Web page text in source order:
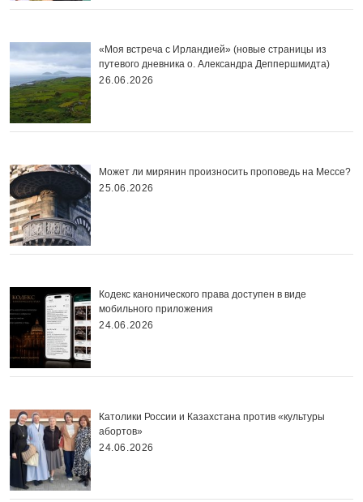
«Моя встреча с Ирландией» (новые страницы из
путевого дневника о. Александра Деппершмидта)
26.06.2026
Может ли мирянин произносить проповедь на Мессе?
25.06.2026
Кодекс канонического права доступен в виде
мобильного приложения
24.06.2026
Католики России и Казахстана против «культуры
абортов»
24.06.2026